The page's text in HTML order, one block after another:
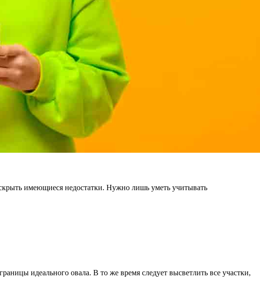
имеющиеся недостатки. Нужно лишь уметь учитывать
идеального овала. В то же время следует высветлить все участки,